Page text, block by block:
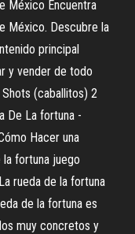
México Encuentra
México. Descubre la
principal
y vender de todo
(caballitos) 2
De La fortuna -
Hacer una
la fortuna juego
rueda de la fortuna
de la fortuna es
muy concretos y